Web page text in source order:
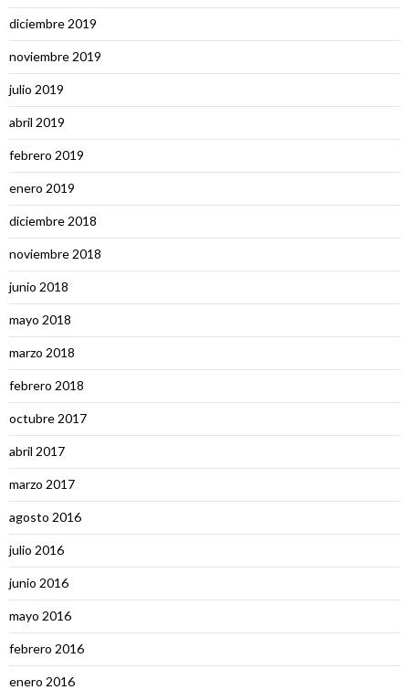
diciembre 2019
noviembre 2019
julio 2019
abril 2019
febrero 2019
enero 2019
diciembre 2018
noviembre 2018
junio 2018
mayo 2018
marzo 2018
febrero 2018
octubre 2017
abril 2017
marzo 2017
agosto 2016
julio 2016
junio 2016
mayo 2016
febrero 2016
enero 2016